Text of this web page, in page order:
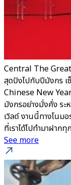
Central The
สุดปังไปกับปีมังกร
Chinese New
มังกรอย่างมั่งคั่ง ระ
เวิลด์ งานนี้ทางโนม
ที่เราได้ไปทำมาฝาก
See more